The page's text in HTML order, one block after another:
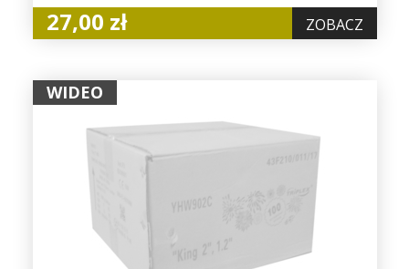
27,00 zł ZOBACZ
WIDEO